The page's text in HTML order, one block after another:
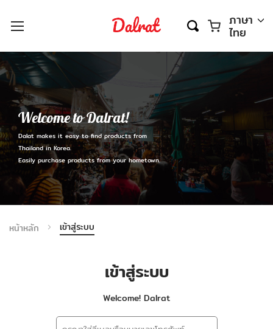
ตะกร้าภาษา
ไทย
Welcome to Dalrat!
Dalat makes it easy to find products from
Thailand in Korea.
Easily purchase products from your hometown.
หน้าหลัก เข้าสู่ระบบ
เข้าสู่ระบบ
Welcome! Dalrat